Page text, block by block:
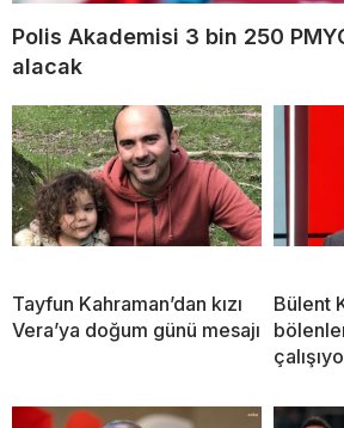
Polis Akademisi 3 bin 250
alacak
Tayfun Kahraman’dan kızı
Vera’ya doğum günü mesajı
Bülent